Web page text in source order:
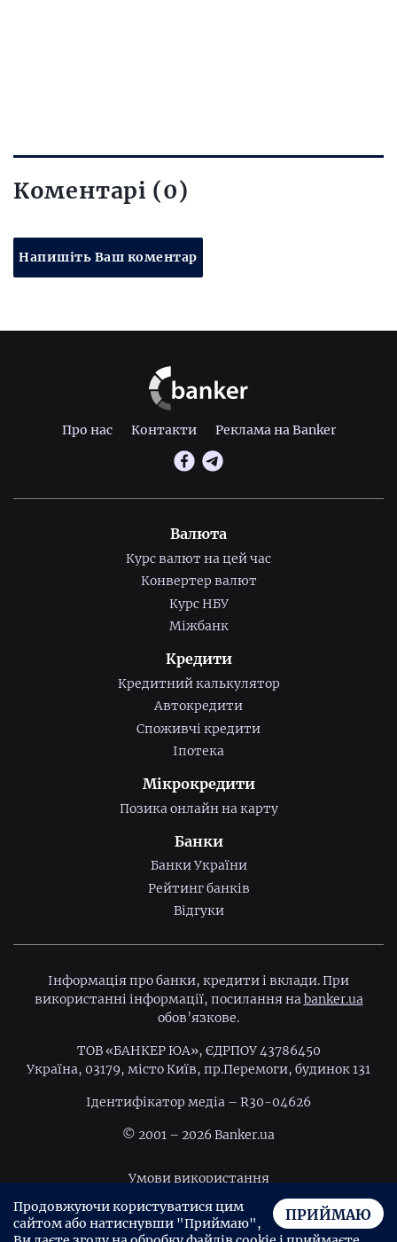
Коментарі (0)
Напишіть Ваш коментар
Про нас Контакти Реклама на Banker
Валюта
Курс валют на цей час
Конвертер валют
Курс НБУ
Міжбанк
Кредити
Кредитний калькулятор
Автокредити
Споживчі кредити
Іпотека
Мікрокредити
Позика онлайн на карту
Банки
Банки України
Рейтинг банків
Відгуки
Інформація про банки, кредити і вклади. При
використанні інформації, посилання наbanker.ua
обов’язкове.
ТОВ «БАНКЕР ЮА», ЄДРПОУ 43786450
Україна, 03179, місто Київ, пр.Перемоги, будинок 131
Ідентифiкатор медiа – R30-04626
© 2001 – 2026 Banker.ua
Умови використання
Політика конфіденційності
Угода користувача
ПРИЙМАЮ
Продовжуючи користуватися цим
сайтом або натиснувши "Приймаю",